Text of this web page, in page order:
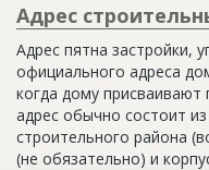
Адрес
Адрес пятна застройки,
официального адреса
когда дому
адрес обычно состоит
строительного района
(не обязательно) и